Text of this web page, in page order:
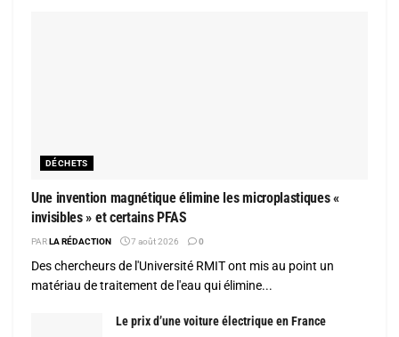
DÉCHETS
Une invention magnétique élimine les microplastiques «
invisibles » et certains PFAS
PAR LA RÉDACTION 7 août 2026 0
Des chercheurs de l'Université RMIT ont mis au point un
matériau de traitement de l'eau qui élimine...
Le prix d’une voiture électrique en France